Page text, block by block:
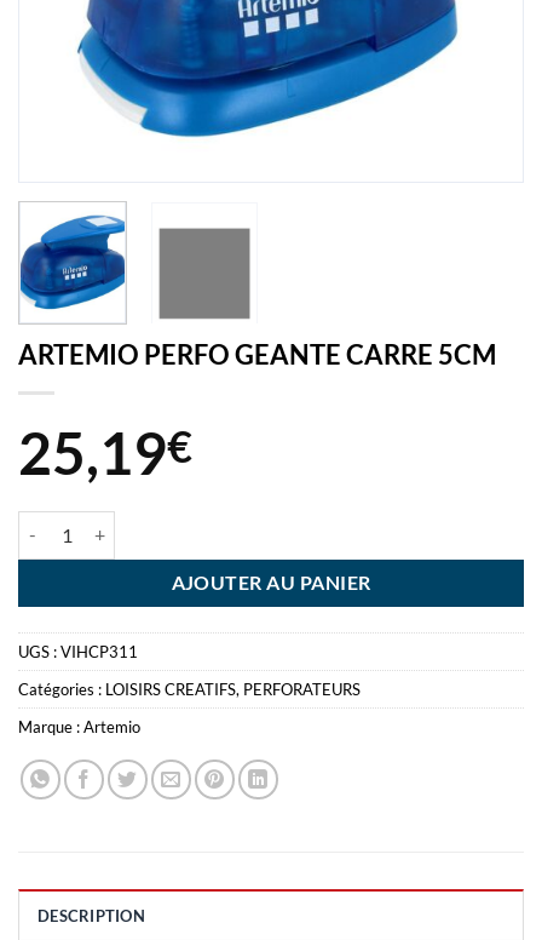
ARTEMIO PERFO GEANTE CARRE 5CM
25,19€
AJOUTER AU PANIER
UGS :VIHCP311
Catégories : LOISIRS CREATIFS, PERFORATEURS
Marque :Artemio
DESCRIPTION